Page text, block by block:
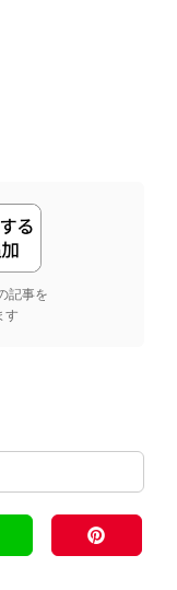
記事を
す